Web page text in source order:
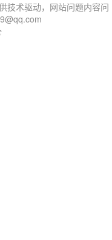
技术驱动，网站问题内容问